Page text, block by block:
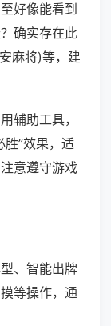
好像能看到
确实存在此
麻将)等，建
辅助工具，
胜”效果，适
意遵守游戏
、智能出牌
等操作，通